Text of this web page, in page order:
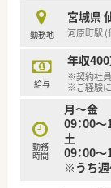
■開局時
とんど発
す。
■土日も
通しでの
■在宅業
性がある
す。
【求人情報
■想定年収
スキルを
勤務地
宮城県
河原町駅 (
給与
年収
※契約社
※ご経験
勤務
時間
月～金
09：00～
土
09：00～
※うち週